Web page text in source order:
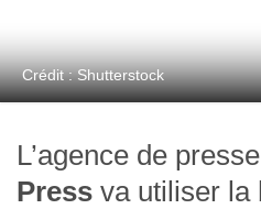
Crédit : Shutterstock
L’agence de presse
Press va utiliser la